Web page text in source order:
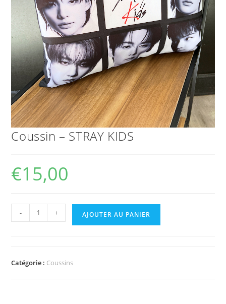
Coussin – STRAY KIDS
€15,00
- + AJOUTER AU PANIER
Catégorie : Coussins